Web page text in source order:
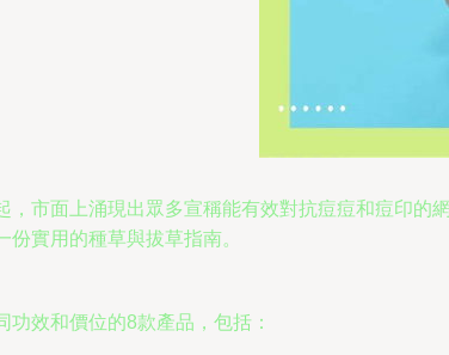
，市面上涌現出眾多宣稱能有效對抗痘痘和痘印
份實用的種草與拔草指南。
功效和價位的8款產品，包括：